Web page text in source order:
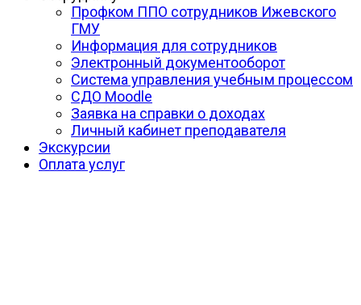
Профком ППО сотрудников Ижевского
ГМУ
Информация для сотрудников
Электронный документооборот
Система управления учебным процессом
СДО Moodle
Заявка на справки о доходах
Личный кабинет преподавателя
Экскурсии
Оплата услуг